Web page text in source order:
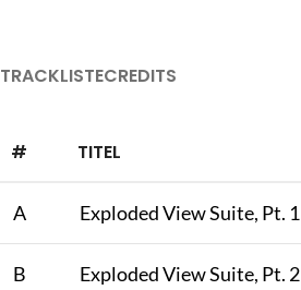
TRACKLISTECREDITS
# TITEL
A Exploded View Suite, Pt. 1
B Exploded View Suite, Pt. 2